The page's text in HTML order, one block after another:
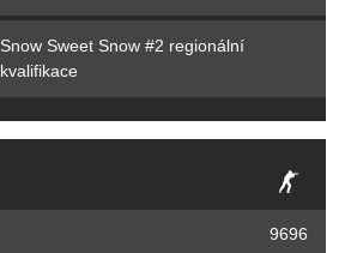
Snow Sweet Snow #2 regionální
kvalifikace
9696